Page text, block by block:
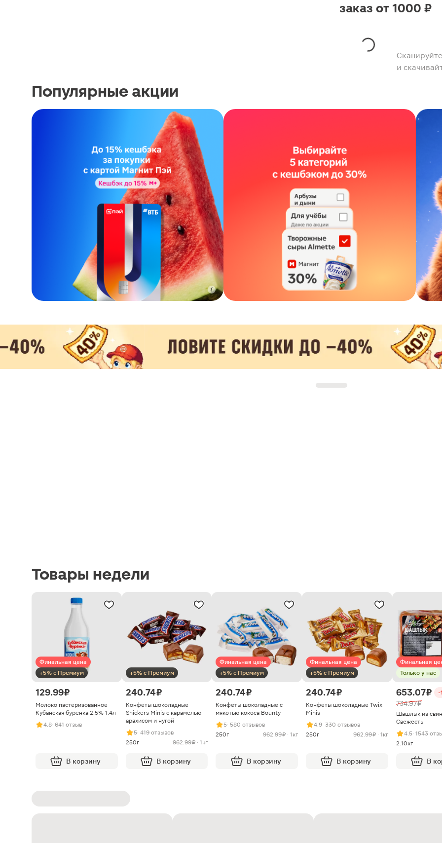
и
заказ от 1000 ₽
Популярные акции
Товары недели
Финальная цена
+5% с Премиум
129.99 ₽
Молоко пастеризованное
Кубанская буренка 2.5% 1.4л
4.8· 641 отзыв
В корзину
+5% с Премиум
240.74 ₽
Конфеты шоколадные
Snickers Minis с карамелью
арахисом и нугой
5· 419 отзывов
250г
962.99 ₽ · 1кг
В корзину
Финальная цена
+5% с Премиум
240.74 ₽
Конфеты шоколадные с
мякотью кокоса Bounty
5· 580 отзывов
250г
962.99 ₽ · 1кг
В корзину
Финальная цена
+5% с Премиум
240.74 ₽
Конфеты шоколадные Twix
Minis
4.9· 330 отзывов
250г
962.99 ₽ · 1кг
В корзину
Финальная
Только у нас
653.07 ₽ -
734.97 ₽
Шашлык из
Свежесть
4.5· 1543
2.10кг
В